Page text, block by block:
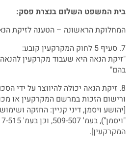
בית המשפט השלום בנצרת פסק:
המחלוקת הראשונה – הטענה לזיקת
7. סעיף 5 לחוק המקרקעין קובע:
"זיקת הנאה היא שעבוד מקרקעין
בהם"
8. זיקת הנאה יכולה להיווצר על ידי
ורישום הזכות במרשם המקרקעין או
המקרקעין].